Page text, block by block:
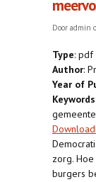
Door admin
Type: pdf
Author:
Year of
Keywords
zorg.
burgers